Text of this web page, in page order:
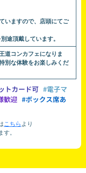
いますので、店頭にてご
途頂戴しています。
道コンカフェになりま
別な体験をお楽しみくだ
トカード可 #電子マ
歓迎 #ボックス席あ
こちら より
。